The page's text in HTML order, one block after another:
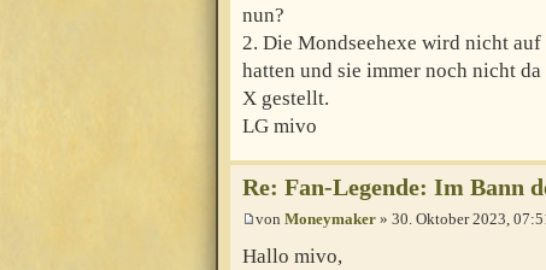
nun?
2. Die Mondseehexe wird nicht
hatten und sie immer noch nicht
X gestellt.
LG mivo
Re: Fan-Legende: Im Bann
von Moneymaker » 30. Oktober 2023,
Hallo mivo,